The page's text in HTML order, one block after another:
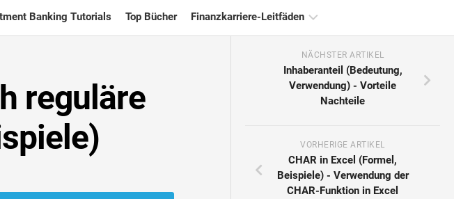
Banking Tutorials Top Bücher Finanzkarriere-Leitfäden
Finanzmodellierung
reguläre
NÄCHSTER ARTIKEL
Inhaberanteil (Bedeutung,
Verwendung) - Vorteile
Nachteile
VORHERIGE ARTIKEL
CHAR in Excel (Formel,
Beispiele) - Verwendung der
CHAR-Funktion in Excel